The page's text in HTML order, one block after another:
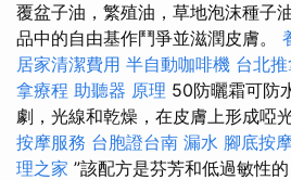
覆盆子油，繁殖油，草地泡沫種子
品中的自由基作鬥爭並滋潤皮膚。
居家清潔費用 半自動咖啡機 台北
拿療程 助聽器 原理 50防曬霜可防
劇，光線和乾燥，在皮膚上形成啞
按摩服務 台胞證台南 漏水 腳底按
理之家 ”該配方是芬芳和低過敏性